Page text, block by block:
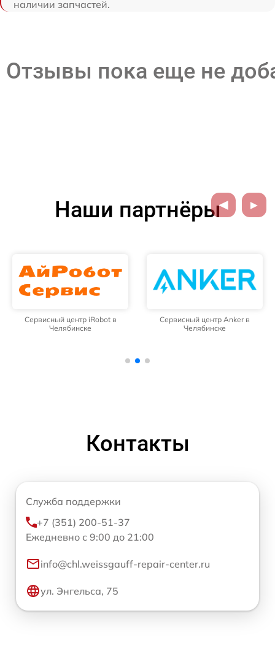
наличии запчастей.
Отзывы пока еще не
Наши партнёры
Сервисный центр iRobot в
Челябинске
Сервисный центр Anker в
Челябинске
Контакты
Служба поддержки
+7 (351) 200-51-37
Ежедневно с 9:00 до 21:00
info@chl.weissgauff-repair-center.ru
ул. Энгельса, 75